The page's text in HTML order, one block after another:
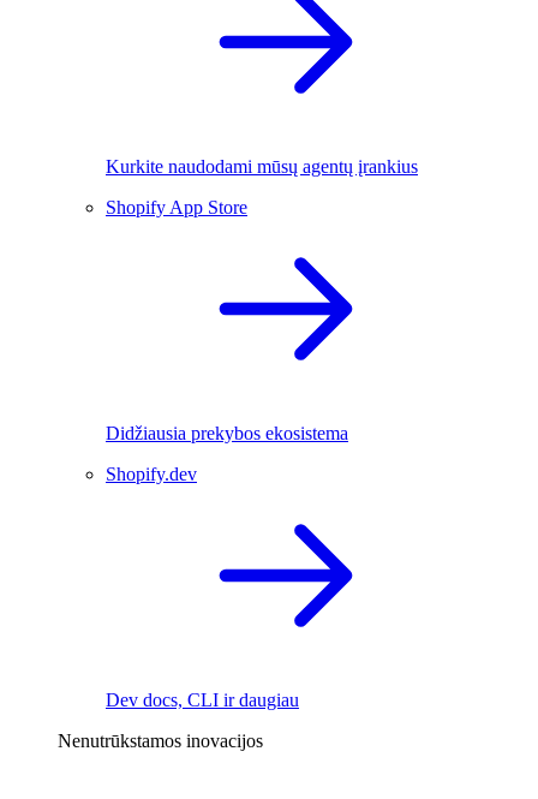
Kurkite naudodami mūsų agentų įrankius
Shopify App Store
Didžiausia prekybos ekosistema
Shopify.dev
Dev docs, CLI ir daugiau
Nenutrūkstamos inovacijos